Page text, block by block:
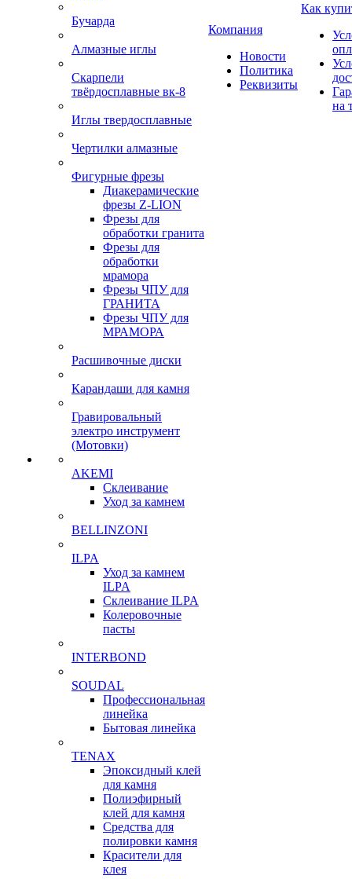
Бучарда
Алмазные иглы
Скарпели
твёрдосплавные вк-8
Иглы твердосплавные
Чертилки алмазные
Фигурные фрезы
Диакерамические
фрезы Z-LION
Фрезы для
обработки гранита
Фрезы для
обработки
мрамора
Фрезы ЧПУ для
ГРАНИТА
Фрезы ЧПУ для
МРАМОРА
Расшивочные диски
Карандаши для камня
Гравировальный
электро инструмент
(Мотовки)
AKEMI
Склеивание
Уход за камнем
BELLINZONI
ILPA
Уход за камнем
ILPA
Склеивание ILPA
Колеровочные
пасты
INTERBOND
SOUDAL
Профессиональная
линейка
Бытовая линейка
TENAX
Эпоксидный клей
для камня
Полиэфирный
клей для камня
Средства для
полировки камня
Красители для
клея
Компания
Новости
Политика
Реквизиты
Как
на